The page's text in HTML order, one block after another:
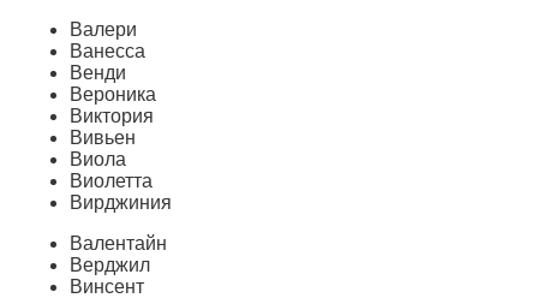
Валери
Ванесса
Венди
Вероника
Виктория
Вивьен
Виола
Виолетта
Вирджиния
Валентайн
Верджил
Винсент